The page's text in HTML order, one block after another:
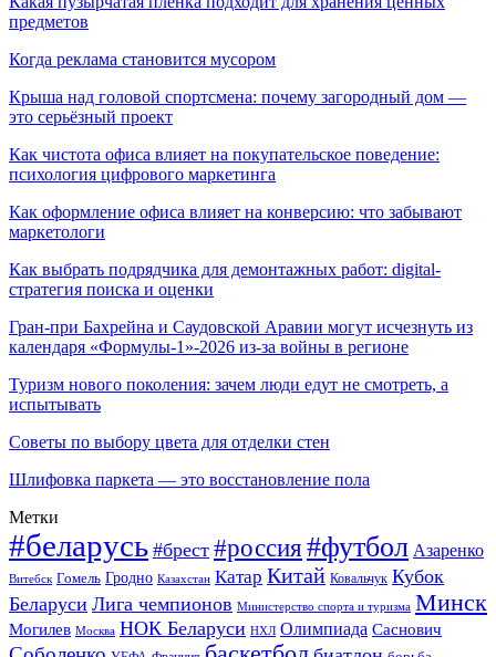
предметов
Когда реклама становится мусором
Крыша над головой спортсмена: почему загородный дом —
это серьёзный проект
Как чистота офиса влияет на покупательское поведение:
психология цифрового маркетинга
Как оформление офиса влияет на конверсию: что забывают
маркетологи
Как выбрать подрядчика для демонтажных работ: digital-
стратегия поиска и оценки
Гран-при Бахрейна и Саудовской Аравии могут исчезнуть из
календаря «Формулы-1»-2026 из-за войны в регионе
Туризм нового поколения: зачем люди едут не смотреть, а
испытывать
Советы по выбору цвета для отделки стен
Шлифовка паркета — это восстановление пола
Метки
#беларусь #брест #россия#футбол Азаренко
Витебск Гомель Гродно Казахстан Катар Китай Ковальчук Кубок
Беларуси Лига чемпионов Министерство спорта и туризма Минск
Могилев Москва НОК Беларуси НХЛ Олимпиада Саснович